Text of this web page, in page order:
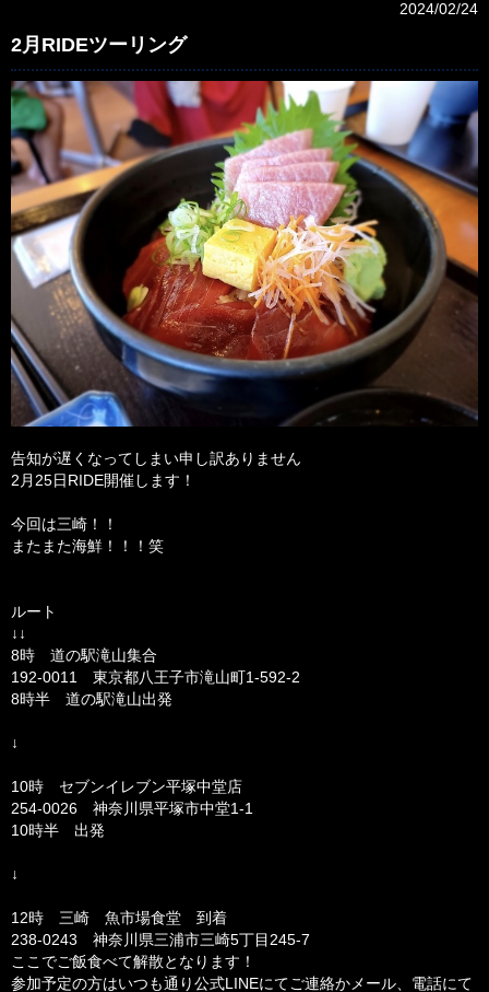
2024/02/24
2月RIDEツーリング
告知が遅くなってしまい申し訳ありません
2月25日RIDE開催します！
今回は三崎！！
またまた海鮮！！！笑
ルート
↓↓
8時 道の駅滝山集合
192-0011 東京都八王子市滝山町1-592-2
8時半 道の駅滝山出発
↓
10時 セブンイレブン平塚中堂店
254-0026 神奈川県平塚市中堂1-1
10時半 出発
↓
12時 三崎 魚市場食堂 到着
238-0243 神奈川県三浦市三崎5丁目245-7
ここでご飯食べて解散となります！
参加予定の方はいつも通り公式LINEにてご連絡かメール、電話にて